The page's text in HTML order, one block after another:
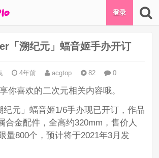
登录
「溯纪元」蝠音姬手办开订
4年前 acgtop 82 0
你喜欢的二次元相关内容哦。
纪元」蝠音姬1/6手办现已开订，作品
合金配件，全高约320mm，售价人
量800个，预计将于2021年3月发